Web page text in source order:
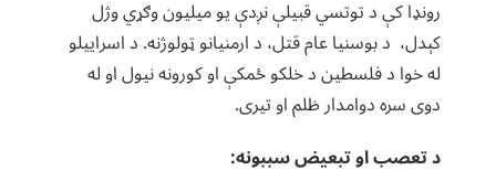
رونډا کې د توتسي قبیلې نږدې یو میلیون وګړي وژل
کېدل، د بوسنیا عام قتل، د ارمنیانو ټولوژنه. د اسراییلو
له خوا د فلسطین د خلکو ځمکې او کورونه نیول او له
دوی سره دوامدار ظلم او تیری.
د تعصب او تبعیض سببونه: